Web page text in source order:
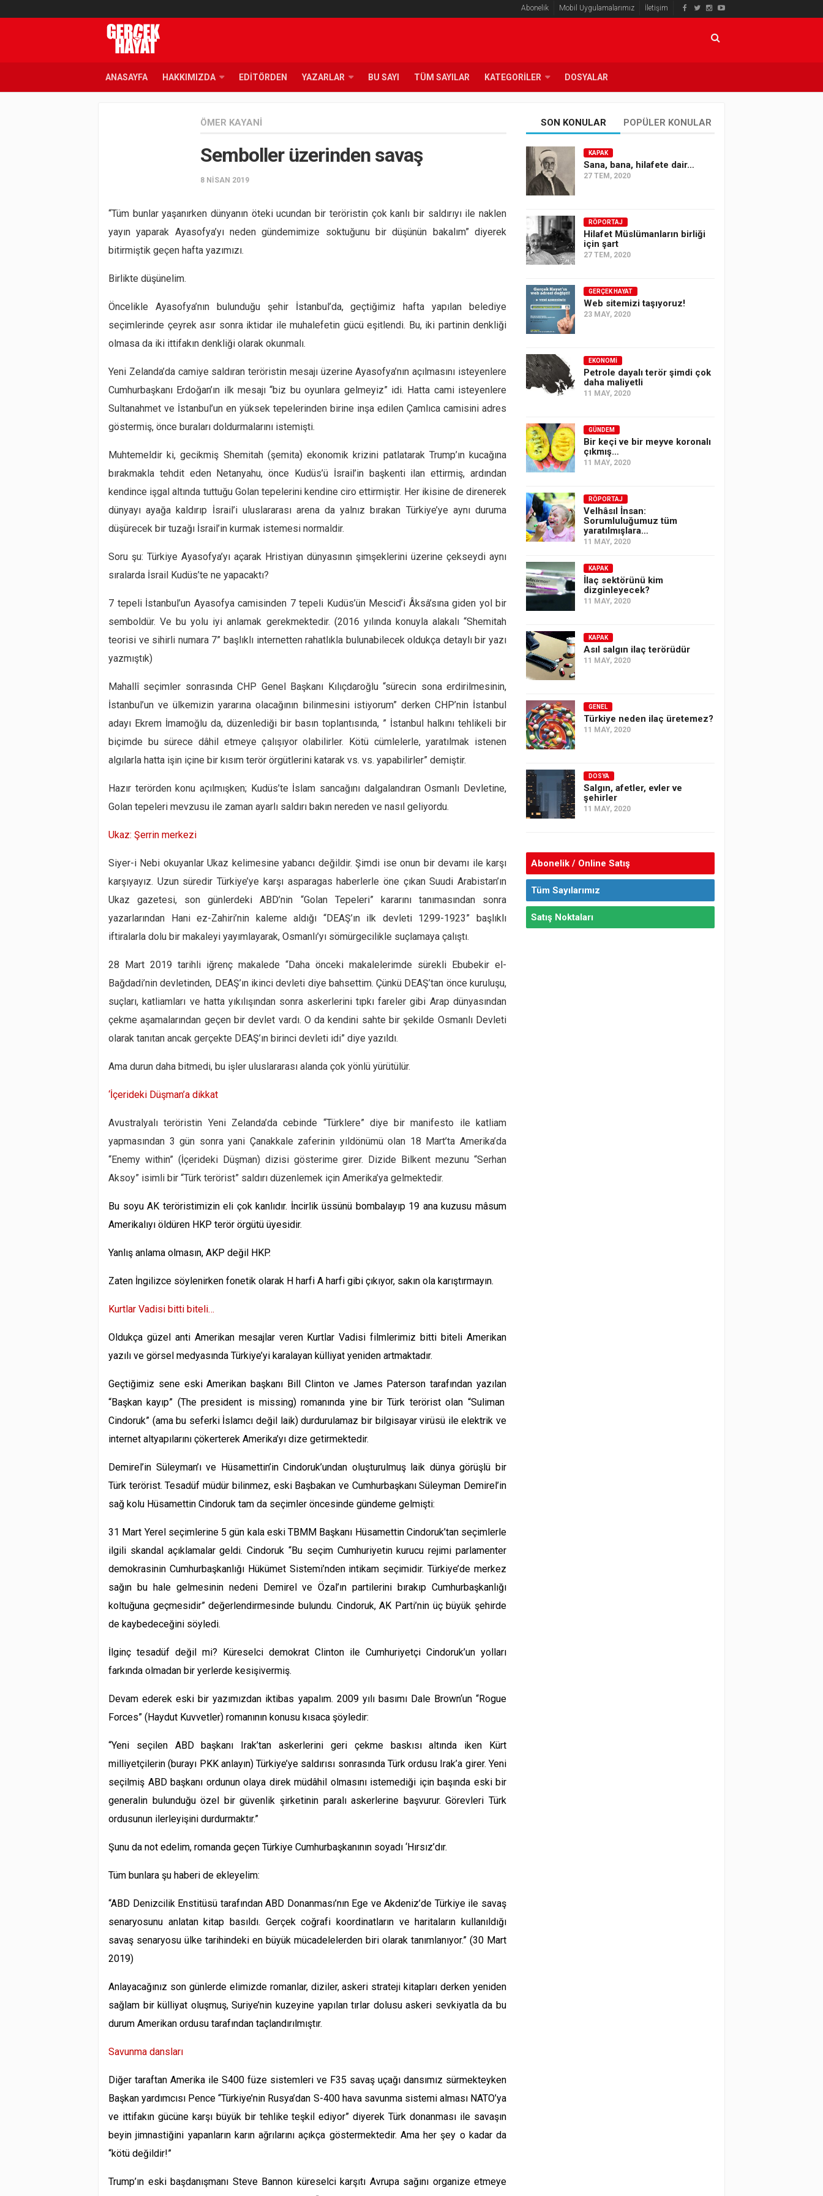
Abonelik Mobil Uygulamalarımız İletişim
ANASAYFA HAKKIMIZDA EDITÖRDEN YAZARLAR BU SAYI TÜM SAYILAR KATEGORILER DOSYALAR
ÖMER KAYANI
Semboller üzerinden savaş
8 NISAN 2019
“Tüm bunlar yaşanırken dünyanın öteki ucundan bir teröristin çok kanlı bir saldırıyı ile naklen
yayın yaparak Ayasofya’yı neden gündemimize soktuğunu bir düşünün bakalım” diyerek
bitirmiştik geçen hafta yazımızı.
Birlikte düşünelim.
Öncelikle Ayasofya’nın bulunduğu şehir İstanbul’da, geçtiğimiz hafta yapılan belediye
seçimlerinde çeyrek asır sonra iktidar ile muhalefetin gücü eşitlendi. Bu, iki partinin denkliği
olmasa da iki ittifakın denkliği olarak okunmalı.
Yeni Zelanda’da camiye saldıran teröristin mesajı üzerine Ayasofya’nın açılmasını isteyenlere
Cumhurbaşkanı Erdoğan’ın ilk mesajı “biz bu oyunlara gelmeyiz” idi. Hatta cami isteyenlere
Sultanahmet ve İstanbul’un en yüksek tepelerinden birine inşa edilen Çamlıca camisini adres
göstermiş, önce buraları doldurmalarını istemişti.
Muhtemeldir ki, gecikmiş Shemitah (şemita) ekonomik krizini patlatarak Trump’ın kucağına
bırakmakla tehdit eden Netanyahu, önce Kudüs’ü İsrail’in başkentiilan ettirmiş, ardından
kendince işgal altında tuttuğu Golan tepelerinikendine ciro ettirmiştir. Her ikisine de direnerek
dünyayı ayağa kaldırıp İsrail’i uluslararası arena da yalnız bırakan Türkiye’ye aynı duruma
düşürecek bir tuzağı İsrail’in kurmak istemesi normaldir.
Soru şu: Türkiye Ayasofya’yı açarak Hristiyan dünyasının şimşeklerini üzerine çekseydi aynı
sıralarda İsrail Kudüs’te ne yapacaktı?
7 tepeli İstanbul’un Ayasofya camisinden 7 tepeli Kudüs’ün Mescid’i Âksâ’sına giden yol bir
semboldür. Ve bu yolu iyi anlamak gerekmektedir. (2016 yılında konuyla alakalı “Shemitah
teorisi ve sihirli numara 7” başlıklı internetten rahatlıkla bulunabilecek oldukça detaylı bir yazı
yazmıştık)
Mahallî seçimler sonrasında CHP Genel Başkanı Kılıçdaroğlu “sürecin sona erdirilmesinin,
İstanbul’un ve ülkemizin yararına olacağının bilinmesini istiyorum” derken CHP’nin İstanbul
adayı Ekrem İmamoğlu da, düzenlediği bir basın toplantısında, ” İstanbul halkını tehlikeli bir
biçimde bu sürece dâhil etmeye çalışıyor olabilirler. Kötü cümlelerle, yaratılmak istenen
algılarla hatta işin içine bir kısım terör örgütlerini katarak vs. vs. yapabilirler” demiştir.
Hazır terörden konu açılmışken; Kudüs’te İslam sancağını dalgalandıran Osmanlı Devletine,
Golan tepeleri mevzusu ile zaman ayarlı saldırı bakın nereden ve nasıl geliyordu.
Ukaz: Şerrin merkezi
Siyer-i Nebi okuyanlar Ukaz kelimesine yabancı değildir. Şimdi ise onun bir devamı ile karşı
karşıyayız. Uzun süredir Türkiye’ye karşı asparagas haberlerle öne çıkan Suudi Arabistan’ın
Ukaz gazetesi, son günlerdeki ABD’nin “Golan Tepeleri” kararını tanımasından sonra
yazarlarından Hani ez-Zahiri’nin kaleme aldığı “DEAŞ’ın ilk devleti 1299-1923” başlıklı
iftiralarla dolu bir makaleyi yayımlayarak, Osmanlı’yı sömürgecilikle suçlamaya çalıştı.
28 Mart 2019 tarihli iğrenç makalede “Daha önceki makalelerimde sürekli Ebubekir el-
Bağdadi’nin devletinden, DEAŞ’ın ikinci devleti diye bahsettim. Çünkü DEAŞ’tan önce kuruluşu,
suçları, katliamları ve hatta yıkılışından sonra askerlerini tıpkı fareler gibi Arap dünyasından
çekme aşamalarından geçen bir devlet vardı. O da kendini sahte bir şekilde Osmanlı Devleti
olarak tanıtan ancak gerçekte DEAŞ’ın birinci devleti idi” diye yazıldı.
Ama durun daha bitmedi, bu işler uluslararası alanda çok yönlü yürütülür.
‘İçerideki Düşman’a dikkat
Avustralyalı teröristin Yeni Zelanda’da cebinde “Türklere”diye bir manifesto ile katliam
yapmasından 3 gün sonrayani Çanakkale zaferinin yıldönümü olan 18 Mart’ta Amerika’da
“Enemy within”(İçerideki Düşman) dizisi gösterime girer. Dizide Bilkent mezunu “Serhan
Aksoy” isimli bir “Türk terörist” saldırı düzenlemek için Amerika’ya gelmektedir.
Bu soyuAK teröristimizin eli çok kanlıdır. İncirlik üssünü bombalayıp 19 ana kuzusu mâsum
Amerikalıyı öldüren HKP terör örgütü üyesidir.
Yanlış anlama olmasın, AKP değil HKP.
Zaten İngilizce söylenirken fonetik olarak H harfi A harfi gibi çıkıyor, sakın ola karıştırmayın.
Kurtlar Vadisi bitti biteli…
Oldukça güzel anti Amerikan mesajlar veren Kurtlar Vadisi filmlerimiz bitti biteli Amerikan
yazılı ve görsel medyasında Türkiye’yi karalayan külliyat yeniden artmaktadır.
Geçtiğimiz sene eski Amerikan başkanı Bill Clintonve James Paterson tarafından yazılan
“Başkan kayıp” (The president is missing) romanında yine bir Türk terörist olan “Suliman
Cindoruk” (ama bu seferki İslamcı değil laik) durdurulamaz bir bilgisayar virüsü ile elektrik ve
internet altyapılarını çökerterek Amerika’yı dize getirmektedir.
Demirel’in Süleyman’ı ve Hüsamettin’inCindoruk’undan oluşturulmuş laik dünya görüşlü bir
Türk terörist. Tesadüf müdür bilinmez, eski Başbakan ve Cumhurbaşkanı Süleyman Demirel’in
sağ kolu Hüsamettin Cindoruk tam da seçimler öncesinde gündeme gelmişti:
31 Mart Yerel seçimlerine 5 gün kala eski TBMM Başkanı Hüsamettin Cindoruk’tan seçimlerle
ilgili skandal açıklamalar geldi. Cindoruk “Bu seçim Cumhuriyetin kurucu rejimi parlamenter
demokrasinin Cumhurbaşkanlığı Hükümet Sistemi’nden intikam seçimidir. Türkiye’de merkez
sağın bu hale gelmesinin nedeni Demirel ve Özal’ın partilerini bırakıp Cumhurbaşkanlığı
koltuğuna geçmesidir” değerlendirmesinde bulundu. Cindoruk, AK Parti’nin üç büyük şehirde
de kaybedeceğini söyledi.
İlginç tesadüf değil mi? Küreselci demokrat Clinton ile Cumhuriyetçi Cindoruk’un yolları
farkında olmadan bir yerlerde kesişivermiş.
Devam ederek eski bir yazımızdan iktibas yapalım. 2009 yılı basımı Dale Brown‘un “Rogue
Forces” (Haydut Kuvvetler) romanının konusu kısaca şöyledir:
“Yeni seçilen ABD başkanı Irak’tan askerlerini geri çekme baskısı altında iken Kürt
milliyetçilerin (burayı PKK anlayın) Türkiye’ye saldırısı sonrasında Türk ordusu Irak’a girer. Yeni
seçilmiş ABD başkanı ordunun olaya direk müdâhil olmasını istemediği için başında eski bir
generalin bulunduğu özel bir güvenlik şirketinin paralı askerlerine başvurur. Görevleri Türk
ordusunun ilerleyişini durdurmaktır.”
Şunu da not edelim, romanda geçen Türkiye Cumhurbaşkanının soyadı ‘Hırsız’dır.
Tüm bunlara şu haberi de ekleyelim:
“ABD Denizcilik Enstitüsü tarafından ABD Donanması’nın Ege ve Akdeniz’de Türkiye ile savaş
senaryosunu anlatan kitap basıldı. Gerçek coğrafi koordinatların ve haritaların kullanıldığı
savaş senaryosu ülke tarihindeki en büyük mücadelelerden biri olarak tanımlanıyor.” (30 Mart
2019)
Anlayacağınız son günlerde elimizde romanlar, diziler, askeri strateji kitapları derken yeniden
sağlam bir külliyat oluşmuş, Suriye’nin kuzeyine yapılan tırlar dolusu askeri sevkiyatla da bu
durum Amerikan ordusu tarafından taçlandırılmıştır.
Savunma dansları
Diğer taraftan Amerika ile S400 füze sistemleri ve F35 savaş uçağı dansımız sürmekteyken
Başkan yardımcısı Pence “Türkiye’nin Rusya’dan S-400 hava savunma sistemi alması NATO’ya
ve ittifakın gücüne karşı büyük bir tehlike teşkil ediyor” diyerek Türk donanması ile savaşın
beyin jimnastiğini yapanların karın ağrılarını açıkça göstermektedir. Ama her şey o kadar da
“kötü değildir!”
Trump’ın eski başdanışmanı Steve Bannon küreselci karşıtı Avrupa sağını organize etmeye
SON KONULAR POPÜLER KONULAR
KAPAK
Sana, bana, hilafete dair…
27 TEM, 2020
RÖPORTAJ
Hilafet Müslümanların birliği
için şart
27 TEM, 2020
GERÇEK HAYAT
Web sitemizi taşıyoruz!
23 MAY, 2020
EKONOMI
Petrole dayalı terör şimdi çok
daha maliyetli
11 MAY, 2020
GÜNDEM
Bir keçi ve bir meyve koronalı
çıkmış…
11 MAY, 2020
RÖPORTAJ
Velhâsıl İnsan:
Sorumluluğumuz tüm
yaratılmışlara…
11 MAY, 2020
KAPAK
İlaç sektörünü kim
dizginleyecek?
11 MAY, 2020
KAPAK
Asıl salgın ilaç terörüdür
11 MAY, 2020
GENEL
Türkiye neden ilaç üretemez?
11 MAY, 2020
DOSYA
Salgın, afetler, evler ve
şehirler
11 MAY, 2020
Abonelik / Online Satış
Tüm Sayılarımız
Satış Noktaları